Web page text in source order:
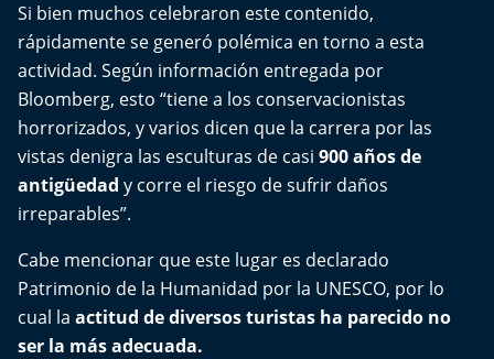
Especiales
Chiche cuadra y su parrilla
Motorfem
Agenda Propia
Carrera a La Moneda
Aquí Estamos
Si bien muchos celebraron este contenido,
rápidamente se generó polémica en torno a esta
actividad. Según información entregada por
Bloomberg, esto “tiene a los conservacionistas
horrorizados, y varios dicen que la carrera por las
vistas denigra las esculturas de casi 900 años de
antigüedad y corre el riesgo de sufrir daños
irreparables”.
Cabe mencionar que este lugar es declarado
Patrimonio de la Humanidad por la UNESCO, por lo
cual la actitud de diversos turistas ha parecido no
ser la más adecuada.